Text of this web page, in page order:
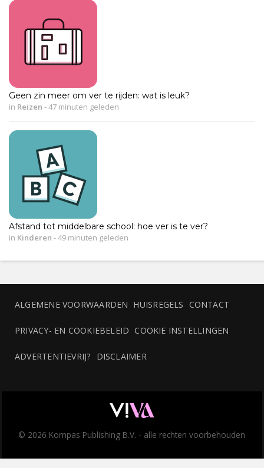
Geen zin meer om ver te rijden: wat is leuk?
in Reizen -47 minuten geleden
Afstand tot middelbare school: hoe ver is te ver?
in Kinderen -49 minuten geleden
ALGEMENE VOORWAARDEN HUISREGELS CONTACT
PRIVACY- EN COOKIEBELEID COOKIE INSTELLINGEN
ADVERTENTIEVRIJ? DISCLAIMER
© 2026 Kompas Publishing B.V. - alle rechten voorbehouden